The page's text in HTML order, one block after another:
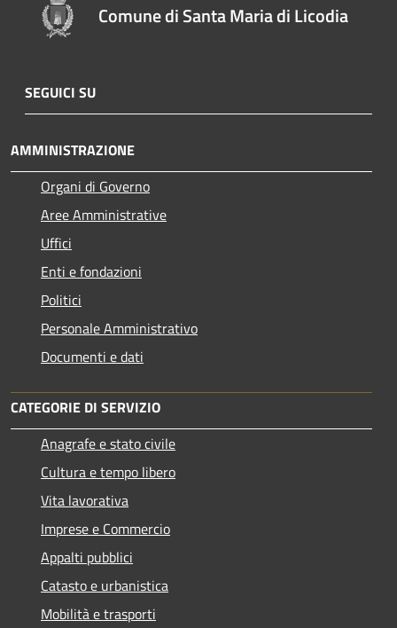
Comune di Santa Maria di Licodia
SEGUICI SU
AMMINISTRAZIONE
Organi di Governo
Aree Amministrative
Uffici
Enti e fondazioni
Politici
Personale Amministrativo
Documenti e dati
CATEGORIE DI SERVIZIO
Anagrafe e stato civile
Cultura e tempo libero
Vita lavorativa
Imprese e Commercio
Appalti pubblici
Catasto e urbanistica
Mobilità e trasporti